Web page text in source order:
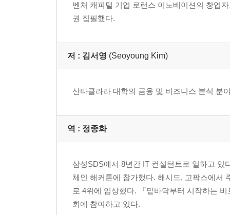
벤처 캐피털 기업 로런스 이노베이션의 창업
권 집필했다.
저 : 김서영 (Seoyoung Kim)
산타클라라 대학의 금융 및 비즈니스 분석 분
역 : 정종화
삼성SDS에서 8년간 IT 컨설턴트로 일하고 있
체인 해커톤에 참가했다. 해시드, 고팍스에서
로 4위에 입상했다. 『밑바닥부터 시작하는
회에 참여하고 있다.